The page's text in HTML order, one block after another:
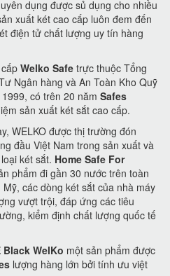
dụng được sủ dụng cho nhiều
xuất két cao cấp luôn đem đến
điện tử chất lượng uy tín hàng
Welko Safe trực thuộc Tổng
Ngân hàng và An Toàn Kho Quỹ
có trên 20 năm Safes
sản xuất két sắt cao cấp.
WELKO được thị trường đón
đầu Việt Nam trong sản xuất và
két sắt. Home Safe For
phẩm đi gần 30 nước trên toàn
các dòng két sắt của nhà máy
vượt trội, đáp ứng các tiêu
kiểm định chất lượng quốc tế
Black WelKo một sản phẩm được
lượng hàng lớn bởi tính ưu việt